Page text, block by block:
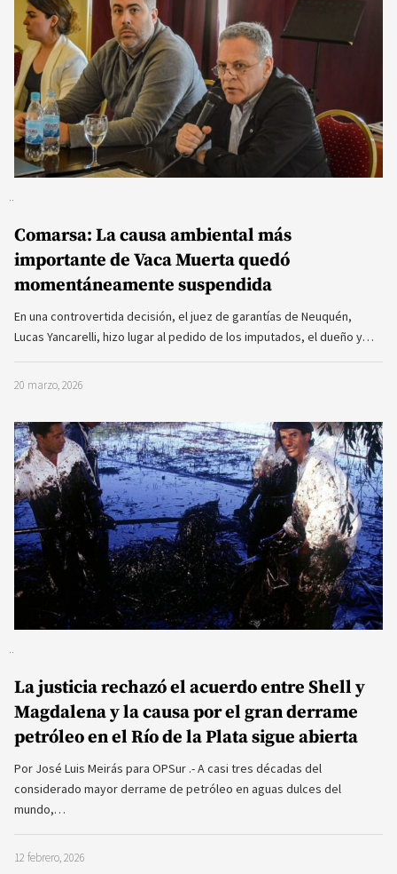
Comarsa: La causa ambiental más
importante de Vaca Muerta quedó
momentáneamente suspendida
En una controvertida decisión, el juez de garantías de Neuquén,
Lucas Yancarelli, hizo lugar al pedido de los imputados, el dueño y…
20 marzo, 2026
La justicia rechazó el acuerdo entre Shell y
Magdalena y la causa por el gran derrame
petróleo en el Río de la Plata sigue abierta
Por José Luis Meirás para OPSur .- A casi tres décadas del
considerado mayor derrame de petróleo en aguas dulces del
mundo,…
12 febrero, 2026